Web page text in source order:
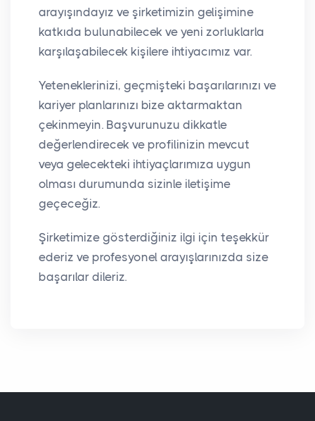
arayışındayız ve şirketimizin gelişimine
katkıda bulunabilecek ve yeni zorluklarla
karşılaşabilecek kişilere ihtiyacımız var.
Yeteneklerinizi, geçmişteki başarılarınızı ve
kariyer planlarınızı bize aktarmaktan
çekinmeyin. Başvurunuzu dikkatle
değerlendirecek ve profilinizin mevcut
veya gelecekteki ihtiyaçlarımıza uygun
olması durumunda sizinle iletişime
geçeceğiz.
Şirketimize gösterdiğiniz ilgi için teşekkür
ederiz ve profesyonel arayışlarınızda size
başarılar dileriz.